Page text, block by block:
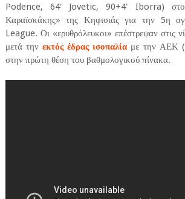
Podence, 64' Jovetic, 90+4' Iborra) στο
Καραϊσκάκης» της Κηφισιάς για την 5η
League. Οι «ερυθρόλευκοι» επέστρεψαν στις
μετά τηνεκτός έδρας ισοπαλίαμε την ΑΕΚ
στην πρώτη θέση του βαθμολογικού πίνακα.